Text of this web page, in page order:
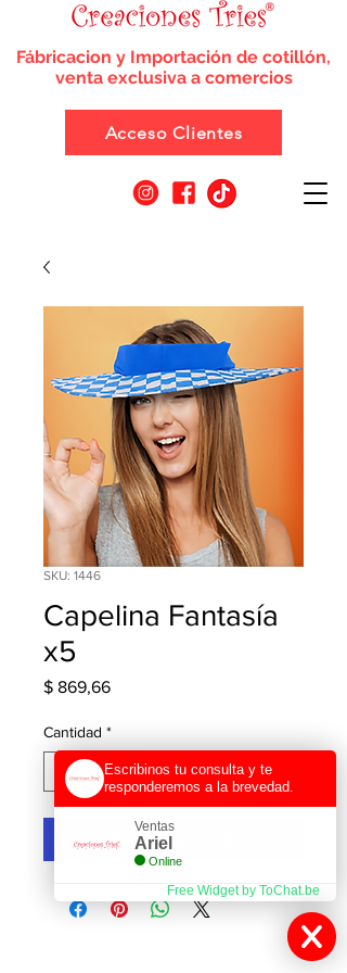
Fábricacion y Importación de cotillón,
venta exclusiva a comercios
Acceso Clientes
SKU: 1446
Capelina Fantasía
x5
$ 869,66Precio
Cantidad *
Agregar al carrito
Escribinos tu consulta y te
responderemos a la brevedad.
Ventas
Ariel
Online
Free Widget by ToChat.be